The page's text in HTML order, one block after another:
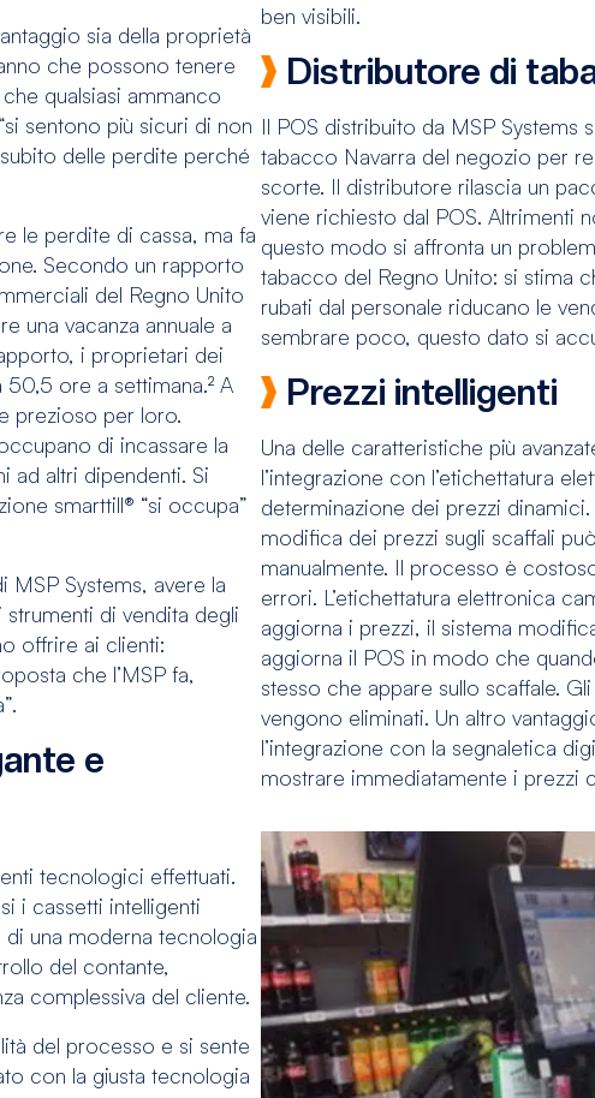
sia della proprietà
che possono tenere
qualsiasi ammanco
sentono più sicuri di non
delle perdite perché
le perdite di cassa, ma fa
Secondo un rapporto
del Regno Unito
una vacanza annuale a
i proprietari dei
ore a settimana.² A
prezioso per loro.
di incassare la
ad altri dipendenti. Si
smarttill® “si occupa”
Systems, avere la
di vendita degli
offrire ai clienti:
che l’MSP fa,
e
tecnologici effettuati.
i cassetti intelligenti
di una moderna tecnologia
del contante,
complessiva del cliente.
del processo e si sente
con la giusta tecnologia
ben visibili.
Distributore di
Il POS distribuito da MSP
tabacco Navarra del negozio per
scorte. Il distributore rilascia un
viene richiesto dal POS. Altrimenti
questo modo si affronta un
tabacco del Regno Unito: si stima
rubati dal personale riducano le
sembrare poco, questo dato si
Prezzi intelligenti
Una delle caratteristiche più
l’integrazione con l’etichettatura
determinazione dei prezzi
modifica dei prezzi sugli scaffali
manualmente. Il processo è
errori. L’etichettatura elettronica
aggiorna i prezzi, il sistema
aggiorna il POS in modo che
stesso che appare sullo scaffale.
vengono eliminati. Un altro
l’integrazione con la segnaletica
mostrare immediatamente i prezzi